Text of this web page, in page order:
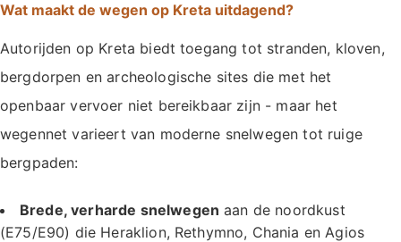
Wat maakt de wegen op Kreta uitdagend?
Autorijden op Kreta biedt toegang tot stranden, kloven,
bergdorpen en archeologische sites die met het
openbaar vervoer niet bereikbaar zijn - maar het
wegennet varieert van moderne snelwegen tot ruige
bergpaden:
Brede, verharde snelwegen aan de noordkust
(E75/E90) die Heraklion, Rethymno, Chania en Agios